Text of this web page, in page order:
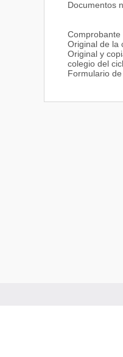
Documentos
Comprobante
Original de la
Original y
colegio del
Formulario